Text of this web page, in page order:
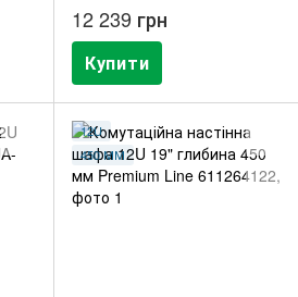
12 239 грн
Купити
12U
450 ММ